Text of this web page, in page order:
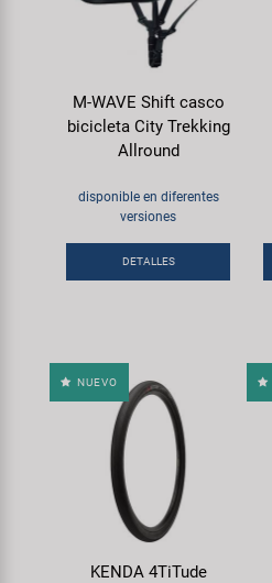
M-WAVE Shift casco
bicicleta City Trekking
Allround
disponible en diferentes
versiones
DETALLES
NUEVO
KENDA 4TiTude